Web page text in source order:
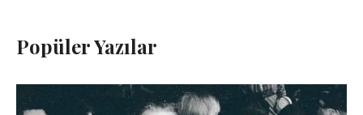
Popüler Yazılar